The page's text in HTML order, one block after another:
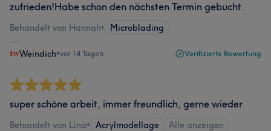
zufrieden!Habe schon den nächsten Termin gebucht.
Behandelt von Hannah• Microblading
Weindich•vor 14 Tagen Verifizierte Bewertung
super schöne arbeit, immer freundlich, gerne wieder
Behandelt von Lina• Acrylmodellage Alle anzeigen